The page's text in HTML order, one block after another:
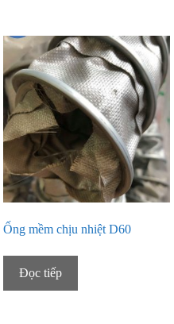
Ống mềm chịu nhiệt D60
Đọc tiếp